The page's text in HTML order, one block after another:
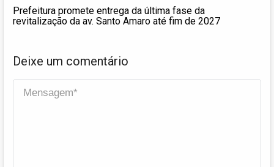
Prefeitura promete entrega da última fase da
revitalização da av. Santo Amaro até fim de 2027
Deixe um comentário